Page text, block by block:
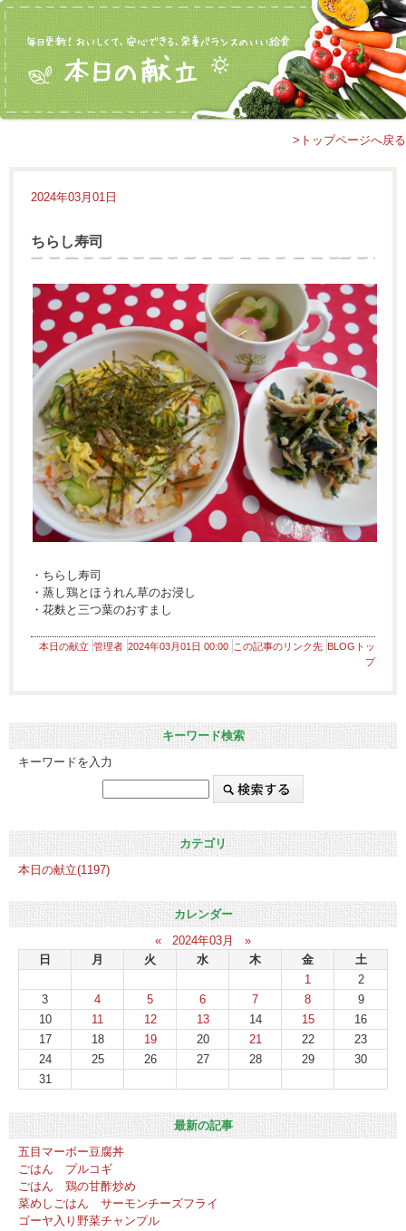
>トップページへ戻る
2024年03月01日
ちらし寿司
・ちらし寿司
・蒸し鶏とほうれん草のお浸し
・花麩と三つ葉のおすまし
本日の献立 管理者 2024年03月01日 00:00 この記事のリンク先 BLOGトッ
プ
キーワード検索
キーワードを入力
カテゴリ
本日の献立(1197)
カレンダー
«
2024年03月
»
日
月 火 水 木 金
土
1
2
3
4 5 6 7 8
9
10
11 12 13 14 15
16
17
18 19 20 21 22
23
24
25 26 27 28 29
30
31
最新の記事
五目マーボー豆腐丼
ごはん プルコギ
ごはん 鶏の甘酢炒め
菜めしごはん サーモンチーズフライ
ゴーヤ入り野菜チャンプル